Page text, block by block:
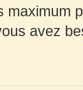
maximum
avez